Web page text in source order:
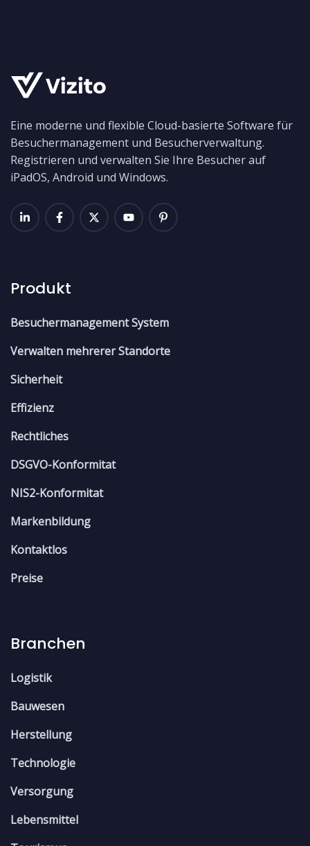
Eine moderne und flexible Cloud-basierte Software für
Besuchermanagement und Besucherverwaltung.
Registrieren und verwalten Sie Ihre Besucher auf
iPadOS, Android und Windows.
Produkt
Besuchermanagement System
Verwalten mehrerer Standorte
Sicherheit
Effizienz
Rechtliches
DSGVO-Konformitat
NIS2-Konformitat
Markenbildung
Kontaktlos
Preise
Branchen
Logistik
Bauwesen
Herstellung
Technologie
Versorgung
Lebensmittel